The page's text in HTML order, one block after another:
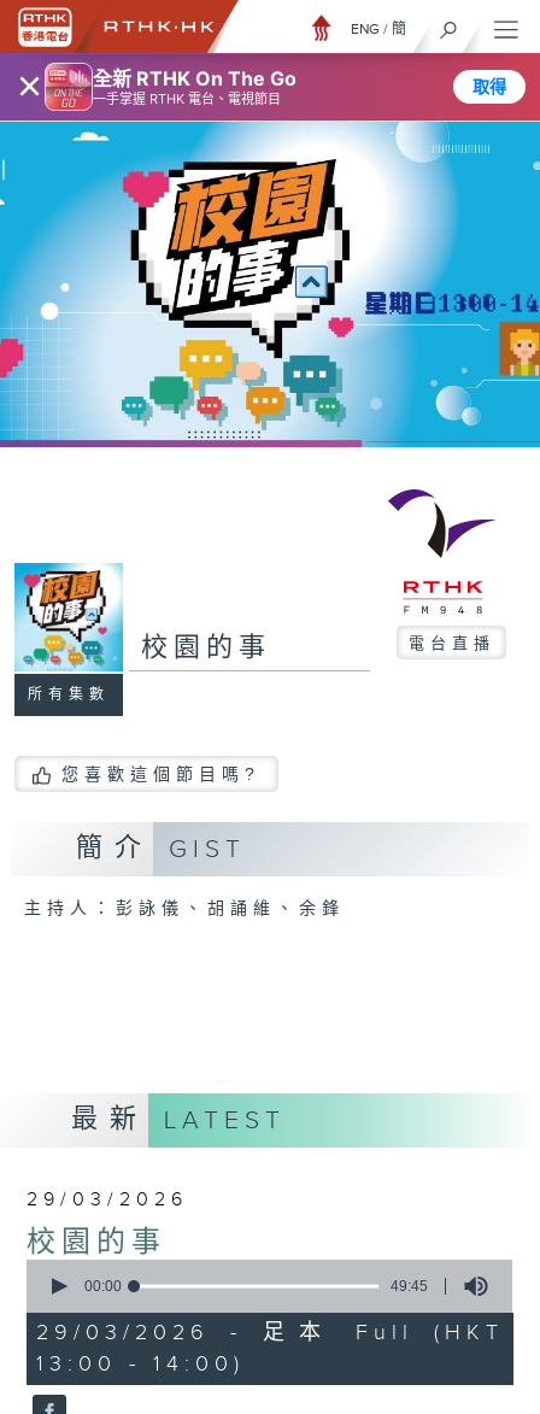
× 全新 RTHK On The Go
一手掌握 RTHK 電台、電視節目
取得
ENG / 簡
所有集數
校園的事 電台直播
您喜歡這個節目嗎?
簡介 GIST
主持人：彭詠儀、胡誦維、余鋒
最新 LATEST
29/03/2026
校園的事
seconds
49
minutes,
45
seconds
00:00 49:45
29/03/2026 - 足本 Full (HKT
13:00 - 14:00)